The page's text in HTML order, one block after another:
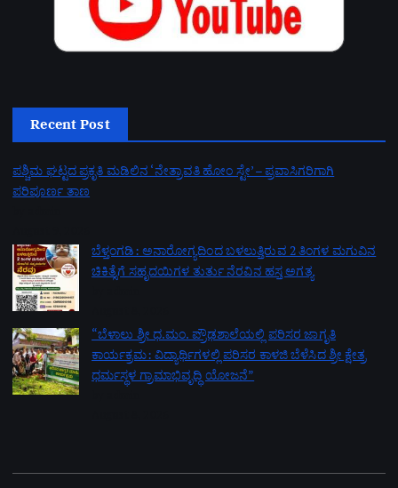
Recent Post
ಪಶ್ಚಿಮ ಘಟ್ಟದ ಪ್ರಕೃತಿ ಮಡಿಲಿನ ‘ನೇತ್ರಾವತಿ ಹೋಂ ಸ್ಟೇ’ – ಪ್ರವಾಸಿಗರಿಗಾಗಿ
ಪರಿಪೂರ್ಣ ತಾಣ
ಬೆಳ್ತಂಗಡಿ: ಅನಾರೋಗ್ಯದಿಂದ ಬಳಲುತ್ತಿರುವ 2 ತಿಂಗಳ ಮಗುವಿನ
ಚಿಕಿತ್ಸೆಗೆ ಸಹೃದಯಿಗಳ ತುರ್ತು ನೆರವಿನ ಹಸ್ತ ಅಗತ್ಯ
“ಬೆಳಾಲು ಶ್ರೀ ಧ.ಮಂ. ಪ್ರೌಢಶಾಲೆಯಲ್ಲಿ ಪರಿಸರ ಜಾಗೃತಿ
ಕಾರ್ಯಕ್ರಮ: ವಿದ್ಯಾರ್ಥಿಗಳಲ್ಲಿ ಪರಿಸರ ಕಾಳಜಿ ಬೆಳೆಸಿದ ಶ್ರೀ ಕ್ಷೇತ್ರ
ಧರ್ಮಸ್ಥಳ ಗ್ರಾಮಾಭಿವೃದ್ಧಿ ಯೋಜನೆ”